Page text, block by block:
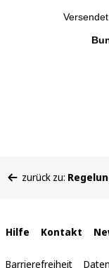
befinden
zurück zu:
Interne
Links
Hilfe Kontakt
Barrierefreiheit